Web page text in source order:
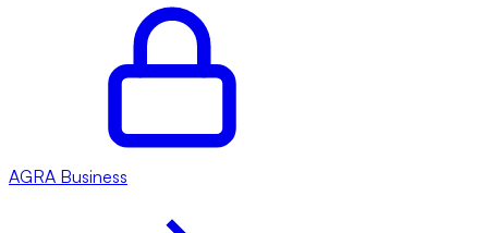
AGRA Business